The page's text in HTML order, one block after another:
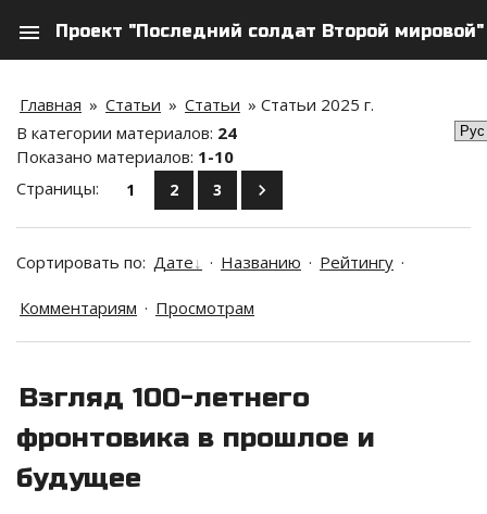
menu Проект "Последний солдат Второй мировой"
Главная » Статьи » Статьи » Статьи 2025 г.
В категории материалов: 24
Показано материалов: 1-10
Страницы: 1 2 3
Сортировать по: Дате · Названию · Рейтингу ·
Комментариям · Просмотрам
Взгляд 100-летнего
фронтовика в прошлое и
будущее